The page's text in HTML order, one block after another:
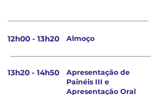
12h00 - 13h20 Almoço
13h20 - 14h50
Apresentação de
Painéis III e
Apresentação Oral